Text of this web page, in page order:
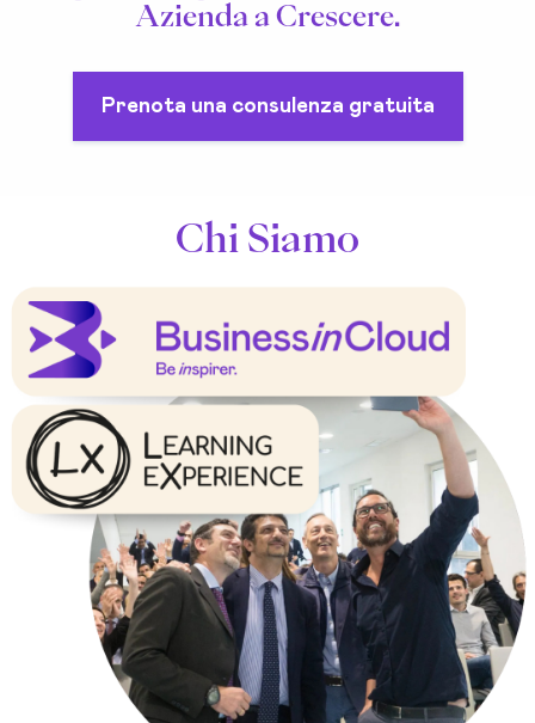
Azienda a Crescere.
Prenota una consulenza gratuita
Chi Siamo